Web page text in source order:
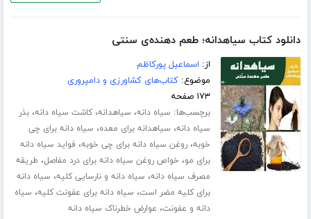
دانلود کتاب سیاهدانه؛ طعم دهنده‌ی سنتی
از: اسماعیل پورکاظم
موضوع:کتاب‌های کشاورزی و دامپروری
۱۷۳ صفحه
برچسب‌ها: سیاه دانه، سیاهدانه،کاشت سیاه دانه،بذر
سیاه دانه، سیاهدانه برای معده، سیاه دانه برای چی
خوبه،روغن سیاه دانه برای چی خوبه، فواید سیاه دانه
برای مو، خواص روغن سیاه دانه برای درد مفاصل، طریقه
مصرف سیاه دانه، سیاه دانه و نارسایی کلیه، سیاه دانه
برای کلیه مضر است، سیاه دانه برای عفونت کلیه، سیاه
دانه و عفونت، عوارض خطرناک سیاه دانه